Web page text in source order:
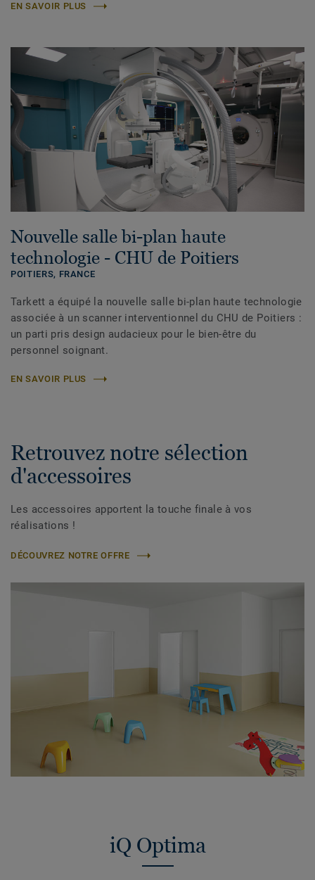
EN SAVOIR PLUS
Nouvelle salle bi-plan haute
technologie - CHU de Poitiers
POITIERS, FRANCE
Tarkett a équipé la nouvelle salle bi-plan haute technologie
associée à un scanner interventionnel du CHU de Poitiers :
un parti pris design audacieux pour le bien-être du
personnel soignant.
EN SAVOIR PLUS
Retrouvez notre sélection
d'accessoires
Les accessoires apportent la touche finale à vos
réalisations !
DÉCOUVREZ NOTRE OFFRE
iQ Optima